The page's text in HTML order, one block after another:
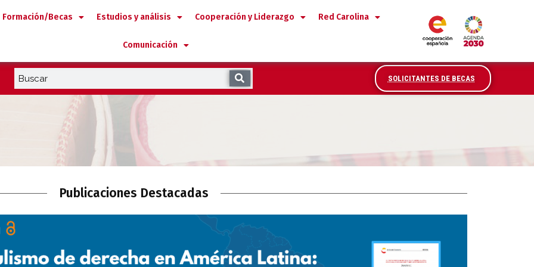
Formación/Becas Estudios y análisis Cooperación y Liderazgo Red Carolina
Comunicación
SOLICITANTES DE BECAS
Publicaciones Destacadas